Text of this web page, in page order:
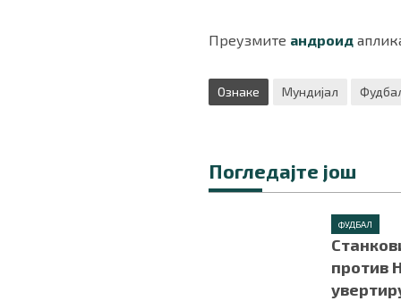
Преузмите андроид
Ознаке Мундијал
Погледајте још
ФУДБАЛ
против